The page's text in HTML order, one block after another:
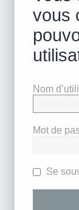
vous
Nom
Mot de
Se